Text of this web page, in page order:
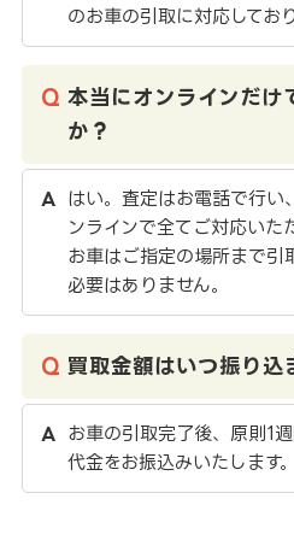
のお車の引取に対応しており
本当にオンラインだけ
か？
はい。査定はお電話で行い
ンラインで全てご対応いた
お車はご指定の場所まで引
必要はありません。
買取金額はいつ振り込
お車の引取完了後、原則1
代金をお振込みいたします。